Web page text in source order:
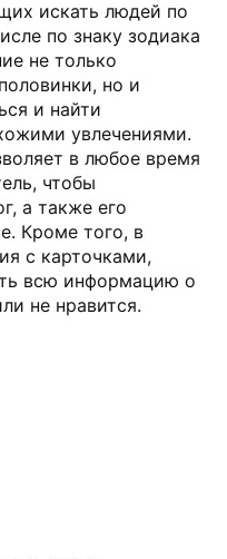
искать людей по
по знаку зодиака
не только
но и
и найти
увлечениями.
в любое время
чтобы
а также его
Кроме того, в
с карточками,
всю информацию о
не нравится.